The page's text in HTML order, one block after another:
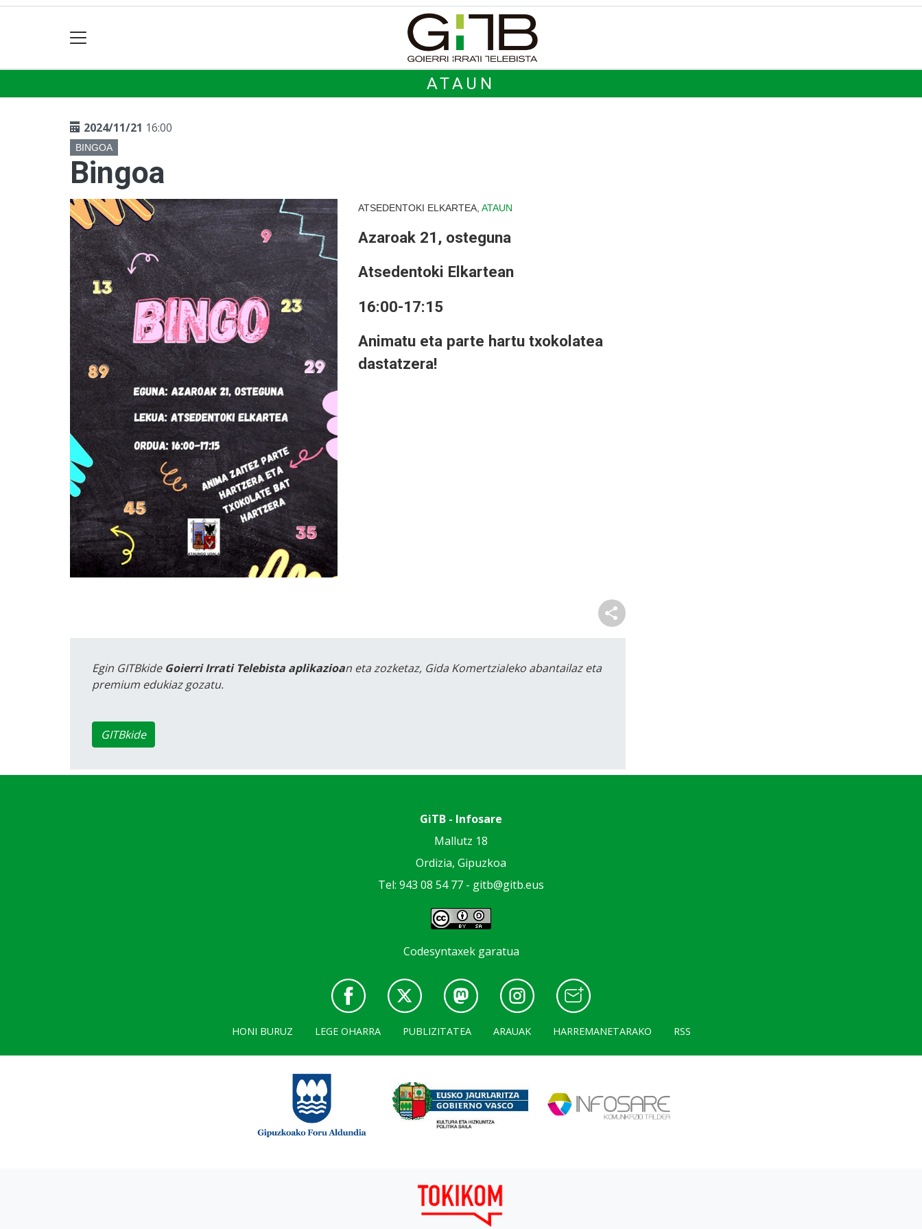
ATAUN
2024/11/21 16:00
BINGOA
Bingoa
ATSEDENTOKI ELKARTEA, ATAUN
Azaroak 21, osteguna
Atsedentoki Elkartean
16:00-17:15
Animatu eta parte hartu txokolatea
dastatzera!
Egin GITBkide Goierri Irrati Telebista aplikazioan eta zozketaz, Gida Komertzialeko abantailaz eta
premium edukiaz gozatu.
GITBkide
GiTB - Infosare
Mallutz 18
Ordizia, Gipuzkoa
Tel: 943 08 54 77 - gitb@gitb.eus
Codesyntaxek garatua
HONI BURUZ LEGE OHARRA PUBLIZITATEA ARAUAK HARREMANETARAKO RSS